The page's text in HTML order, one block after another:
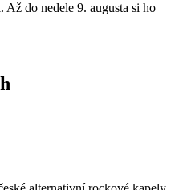
do nedele 9. augusta si ho